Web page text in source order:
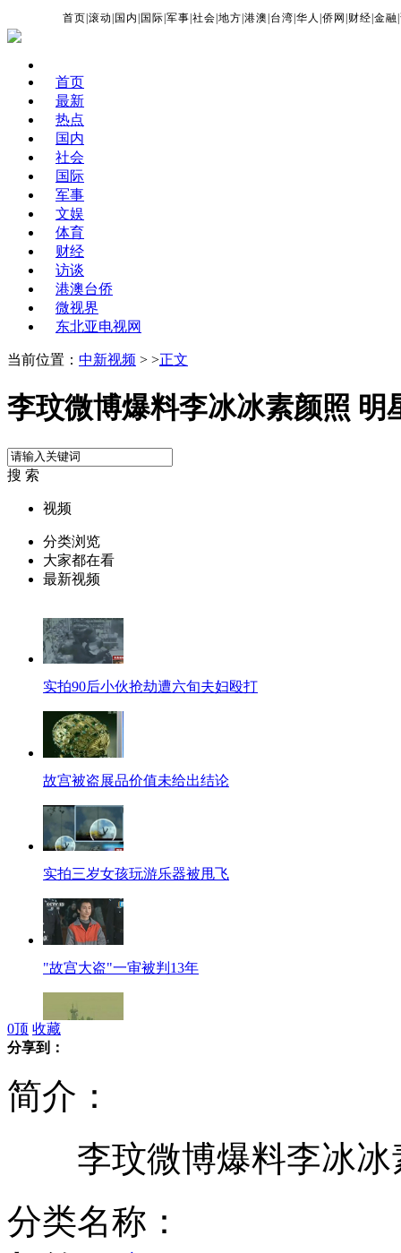
首页 |滚动 国内 国际 |军事 |社会 |地方 |港澳 台湾 |华人 |侨网 财经 |金融 |
首页
最新
热点
国内
社会
国际
军事
文娱
体育
财经
访谈
港澳台侨
微视界
东北亚电视网
当前位置： 中新视频 > >正文
李玟微博爆料李冰冰素颜照 明
搜 索
视频
分类浏览
大家都在看
最新视频
实拍90后小伙抢劫遭六旬夫妇殴打
故宫被盗展品价值未给出结论
实拍三岁女孩玩游乐器被甩飞
"故宫大盗"一审被判13年
表情帝超强演绎《包青天》
0顶 收藏
分享到：
简介：
李玟微博爆料李冰冰
分类名称：